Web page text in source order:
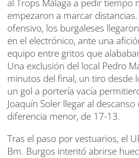
al Trops Málaga a pedir tiempo
empezaron a marcar
ofensivo, los burgaleses
en el electrónico, ante una
equipo entre gritos que
Una exclusión del local Pedro
minutos del final, un tiro desde
un gol a portería vacía
Joaquín Soler llegar al descanso
diferencia menor, de 17-13.
Tras el paso por vestuarios, el
Bm. Burgos intentó abrirse